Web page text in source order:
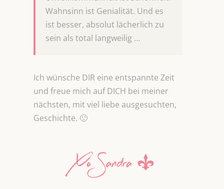
Wahnsinn ist Genialität. Und es
ist besser, absolut lächerlich zu
sein als total langweilig …
Ich wünsche DIR eine entspannte Zeit
und freue mich auf DICH bei meiner
nächsten, mit viel liebe ausgesuchten,
Geschichte. 🙂